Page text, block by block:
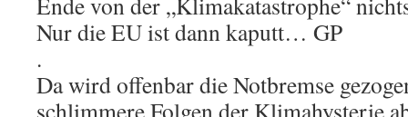
Nur die EU ist dann kaputt… GP
.
Da wird offenbar die Notbremse
schlimmere Folgen der Klimahysterie